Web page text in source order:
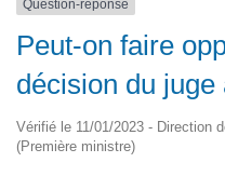
Question-réponse
Peut-on faire
décision du
Vérifié le 11/01/2023 - Direction
(Première ministre)